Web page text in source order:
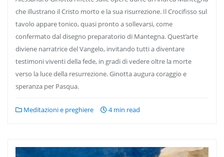
che illustrano il Cristo morto e la sua risurrezione. Il Crocifisso sul
tavolo appare tonico, quasi pronto a sollevarsi, come
confermato dal disegno preparatorio di Mantegna. Quest’arte
diviene narratrice del Vangelo, invitando tutti a diventare
testimoni viventi della fede, in gradi di vedere oltre la morte
verso la luce della resurrezione. Ginotta augura coraggio e
speranza per Pasqua.
Meditazioni e preghiere 4 min read